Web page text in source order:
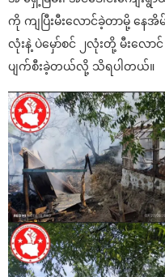
ကို ကျပြီးမီးလောင်ခဲ့တာမို့ နေအိ
လုံးနဲ့ ပဲမှော်စင် ၂လုံးတို့ မီးလောင်
ပျက်စီးခဲ့တယ်လို့ သိရပါတယ်။